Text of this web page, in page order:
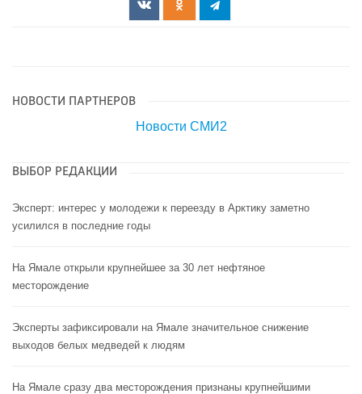
НОВОСТИ ПАРТНЕРОВ
Новости СМИ2
ВЫБОР РЕДАКЦИИ
Эксперт: интерес у молодежи к переезду в Арктику заметно
усилился в последние годы
На Ямале открыли крупнейшее за 30 лет нефтяное
месторождение
Эксперты зафиксировали на Ямале значительное снижение
выходов белых медведей к людям
На Ямале сразу два месторождения признаны крупнейшими